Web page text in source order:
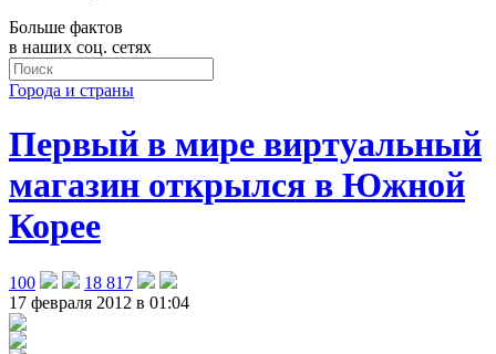
Больше фактов
в наших соц. сетях
Города и страны
Первый в мире виртуальный
магазин открылся в Южной
Корее
100
18 817
17 февраля 2012 в 01:04